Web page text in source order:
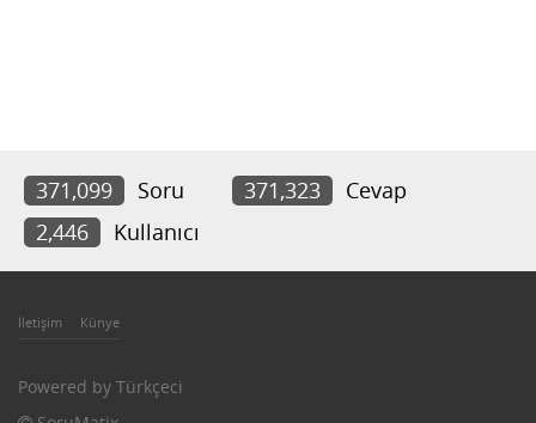
371,099 Soru 371,323
Cevap
2,446
Kullanıcı
İletişim Künye
Powered by Türkçeci